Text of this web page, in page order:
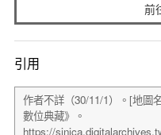
前
引用